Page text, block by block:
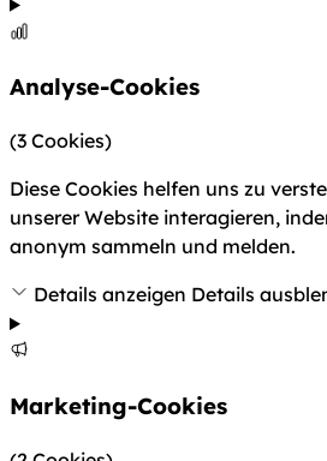
Analyse-Cookies
(3 Cookies)
Diese Cookies helfen uns zu
unserer Website interagieren,
anonym sammeln und melden.
Details anzeigen Details
Marketing-Cookies